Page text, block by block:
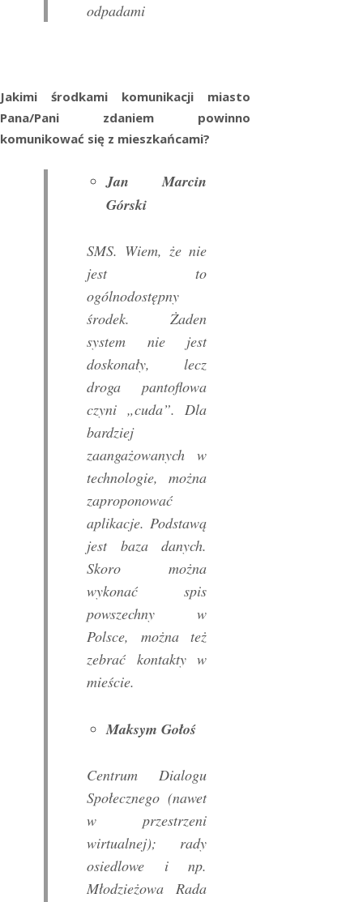
odpadami
Jakimi środkami komunikacji miasto
Pana/Pani zdaniem powinno
komunikować się z mieszkańcami?
Jan Marcin
Górski
SMS. Wiem, że nie
jest to
ogólnodostępny
środek. Żaden
system nie jest
doskonały, lecz
droga pantoflowa
czyni „cuda”. Dla
bardziej
zaangażowanych w
technologie, można
zaproponować
aplikacje. Podstawą
jest baza danych.
Skoro można
wykonać spis
powszechny w
Polsce, można też
zebrać kontakty w
mieście.
Maksym Gołoś
Centrum Dialogu
Społecznego (nawet
w przestrzeni
wirtualnej); rady
osiedlowe i np.
Młodzieżowa Rada